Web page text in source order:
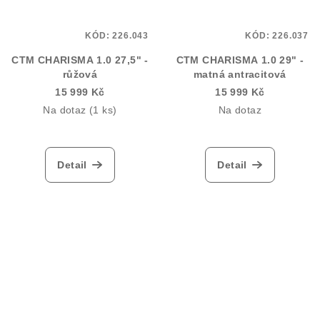
CTM CHARISMA 1.0 27,5" -
růžová
15 999 Kč
Na dotaz (1 ks)
Detail
KÓD:226.043
CTM CHARISMA 1.0 29" -
matná antracitová
15 999 Kč
Na dotaz
Detail
KÓD:226.037